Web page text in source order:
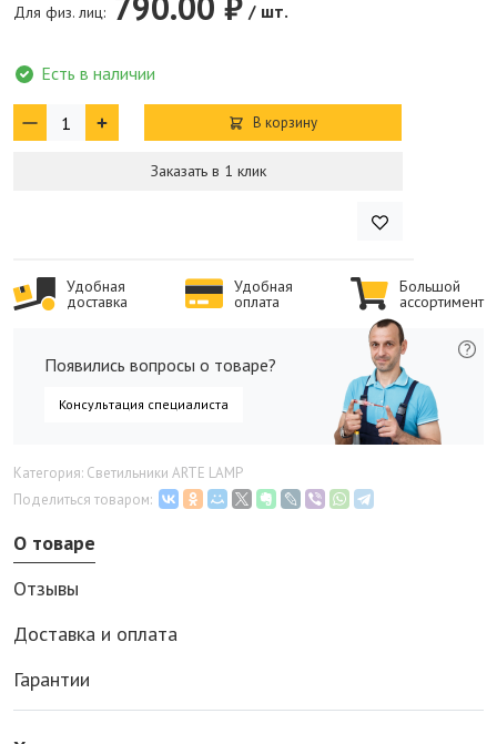
Для физ. лиц: / шт.
Есть в наличии
В корзину
Заказать в 1 клик
Удобная
доставка
Удобная
оплата
Большой
ассортимент
Появились вопросы о товаре?
Консультация специалиста
Категория: Светильники ARTE LAMP
Поделиться товаром:
О товаре
Отзывы
Доставка и оплата
Гарантии